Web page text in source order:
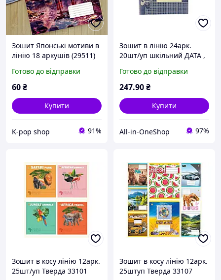
Зошит Японські мотиви в
лінію 18 аркушів (29511)
Готово до відправки
60₴
Купити
K-pop shop 91%
Зошит в лінію 24арк.
20шт/уп шкільний ДАТА ,
Готово до відправки
247.90₴
Купити
All-in-OneShop 97%
Зошит в косу лінію 12арк.
25шт/уп Тверда 33101
Зошит в косу лінію 12арк.
25штуп Тверда 33107